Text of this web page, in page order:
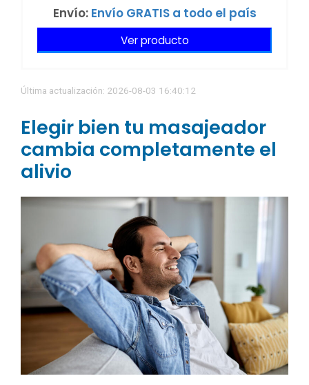
Envío: Envío GRATIS a todo el país
Ver producto
Última actualización: 2026-08-03 16:40:12
Elegir bien tu masajeador
cambia completamente el
alivio